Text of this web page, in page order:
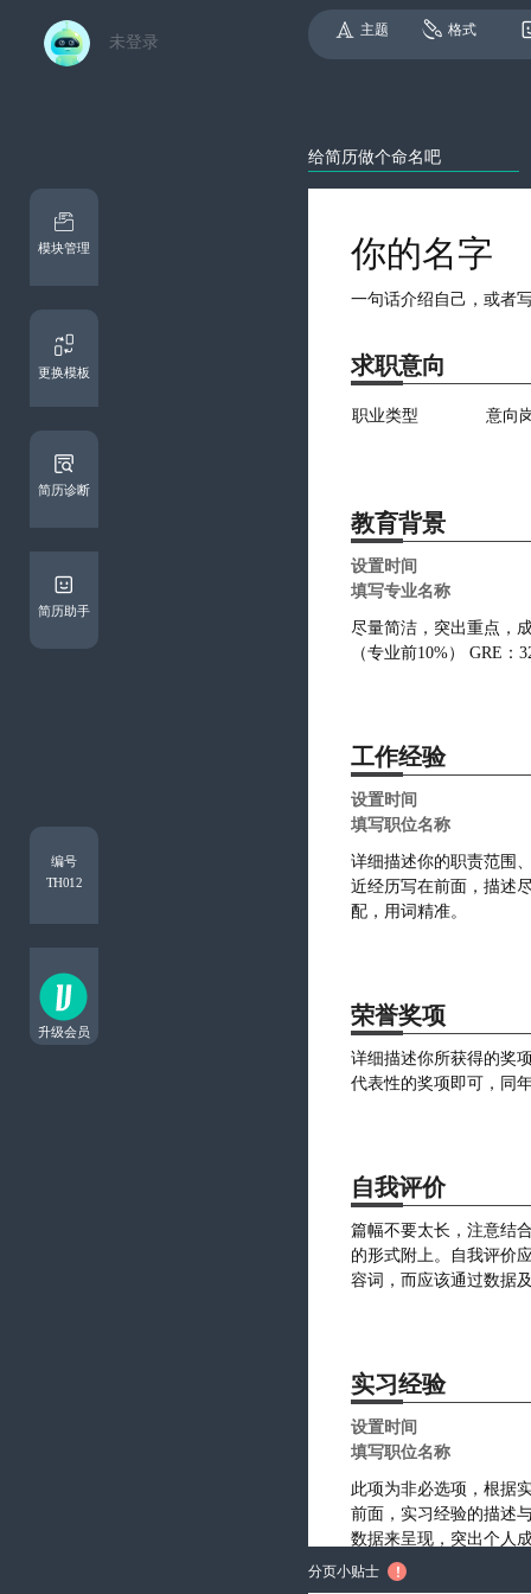
主题 格式
未登录
模块管理
更换模板
简历诊断
简历助手
编号
TH012
升级会员
求职意向
教育背景
工作经验
荣誉奖项
自我评价
实习经验
分页小贴士 